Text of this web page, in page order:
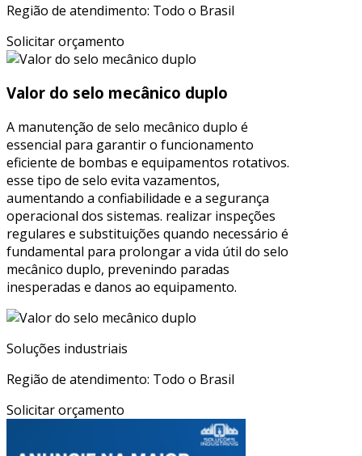
Região de atendimento: Todo o Brasil
Solicitar orçamento
Valor do selo mecânico duplo
A manutenção de selo mecânico duplo é
essencial para garantir o funcionamento
eficiente de bombas e equipamentos rotativos.
esse tipo de selo evita vazamentos,
aumentando a confiabilidade e a segurança
operacional dos sistemas. realizar inspeções
regulares e substituições quando necessário é
fundamental para prolongar a vida útil do selo
mecânico duplo, prevenindo paradas
inesperadas e danos ao equipamento.
Soluções industriais
Região de atendimento: Todo o Brasil
Solicitar orçamento